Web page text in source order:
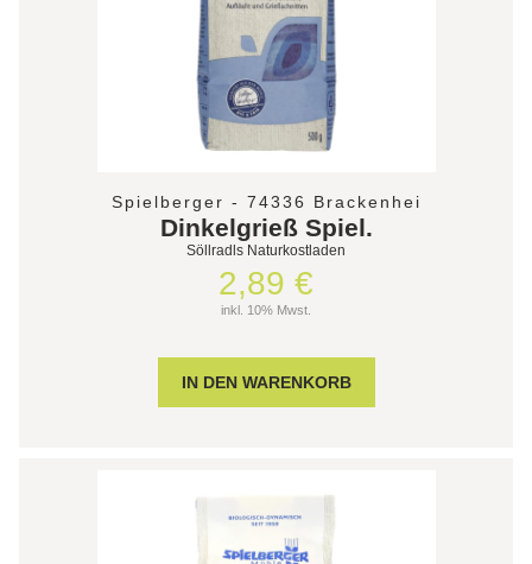
Spielberger - 74336 Brackenhei
Dinkelgrieß Spiel.
Söllradls Naturkostladen
2,89 €
inkl. 10% Mwst.